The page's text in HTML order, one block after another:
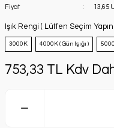
Fiyat
13,65
Işık Rengi ( Lütfen Seçim
3000K 4000K ( Gün Işığı )
753,33 TL Kdv